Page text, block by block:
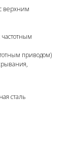
верхним
приводом)
сталь